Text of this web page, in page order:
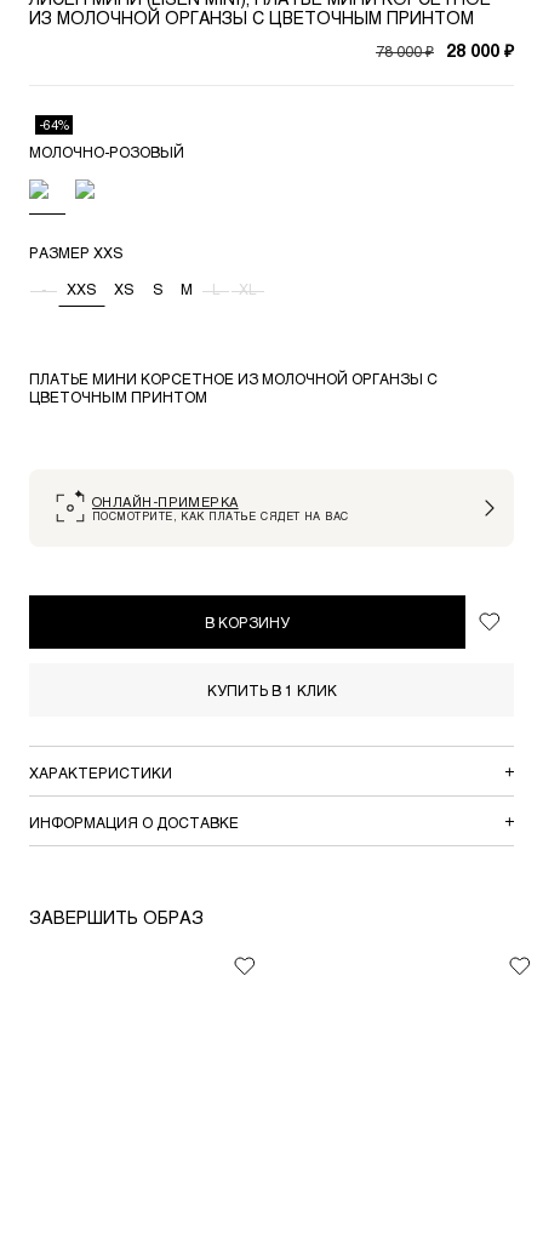
ИЗ МОЛОЧНОЙ ОРГАНЗЫ С ЦВЕТОЧНЫМ ПРИНТОМ
28 000 ₽
78 000 ₽
-64%
ПЛАТЬЕ МИНИ КОРСЕТНОЕ ИЗ МОЛОЧНОЙ ОРГАНЗЫ С
ЦВЕТОЧНЫМ ПРИНТОМ
МОЛОЧНО-РОЗОВЫЙ
ОНЛАЙН-ПРИМЕРКА
ПОСМОТРИТЕ, КАК ПЛАТЬЕ СЯДЕТ НА ВАС
В КОРЗИНУ
КУПИТЬ В 1 КЛИК
РАЗМЕР XXS
- XXS XS S M L XL
ХАРАКТЕРИСТИКИ
ИНФОРМАЦИЯ О ДОСТАВКЕ
ЗАВЕРШИТЬ ОБРАЗ